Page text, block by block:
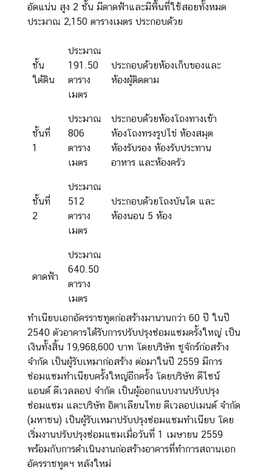
อัดแน่น สูง 2 ชั้น มีดาดฟ้าและมีพื้นที่ใช้สอยทั้งหมด
ประมาณ 2,150 ตารางเมตร ประกอบด้วย
ชั้น
ใต้ดิน
ประมาณ
191.50
ตาราง
เมตร
ประกอบด้วยห้องเก็บของและ
ห้องผู้ติดตาม
ชั้นที่
1
ประมาณ
806
ตาราง
เมตร
ประกอบด้วยห้องโถงทางเข้า
ห้องโถงทรงรูปไข่ ห้องสมุต
ห้องรับรอง ห้องรับประทาน
อาหาร และห้องครัว
ชั้นที่
2
ประมาณ
512
ตาราง
เมตร
ประกอบด้วยโถงบันได และ
ห้องนอน 5 ห้อง
ดาดฟ้า
ประมาณ
640.50
ตาราง
เมตร
ทำเนียบเอกอัครราชทูตก่อสร้างมานานกว่า 60 ปี ในปี
2540 ตัวอาคารได้รับการปรับปรุงซ่อมแซมครั้งใหญ่ เป็น
เงินทั้งสิ้น 19,968,600 บาท โดยบริษัท ชูจักร์ก่อสร้าง
จำกัด เป็นผู้รับเหมาก่อสร้าง ต่อมาในปี 2559 มีการ
ซ่อมแซมทำเนียบครั้งใหญ่อีกครั้ง โดยบริษัท ดีไซน์
แอนด์ ดีเวลลอป จำกัด เป็นผู้ออกแบบงานปรับปรุง
ซ่อมแซม และบริษัท อิตาเลียนไทย ดีเวลอปเมนต์ จำกัด
(มหาชน) เป็นผู้รับเหมาปรับปรุงซ่อมแซมทำเนียบ โดย
เริ่มงานปรับปรุงซ่อมแซมเมื่อวันที่ 1 เมษายน 2559
พร้อมกับการดำเนินงานก่อสร้างอาคารที่ทำการสถานเอก
อัครราชทูตฯ หลังใหม่